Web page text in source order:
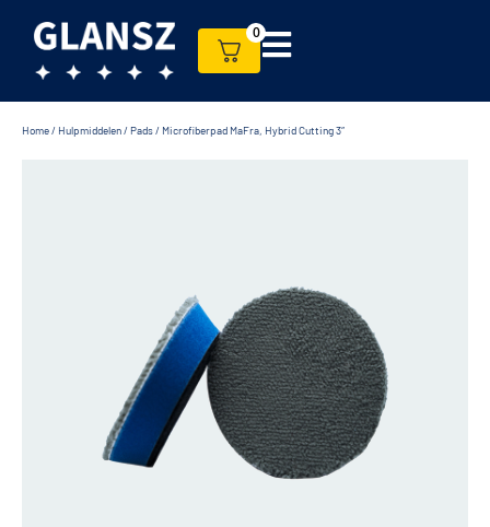
0
Home/ Hulpmiddelen/Pads/ Microfiberpad MaFra, Hybrid Cutting 3″